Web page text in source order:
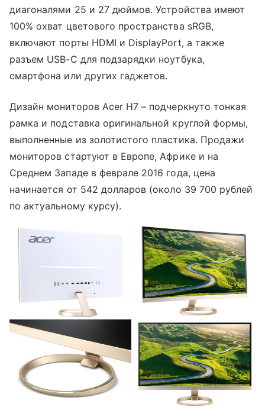
диагоналями 25 и 27 дюймов. Устройства имеют
100% охват цветового пространства sRGB,
включают порты HDMI и DisplayPort, а также
разъем USB-C для подзарядки ноутбука,
смартфона или других гаджетов.
Дизайн мониторов Acer H7 – подчеркнуто тонкая
рамка и подставка оригинальной круглой формы,
выполненные из золотистого пластика. Продажи
мониторов стартуют в Европе, Африке и на
Среднем Западе в феврале 2016 года, цена
начинается от 542 долларов (около 39 700 рублей
по актуальному курсу).